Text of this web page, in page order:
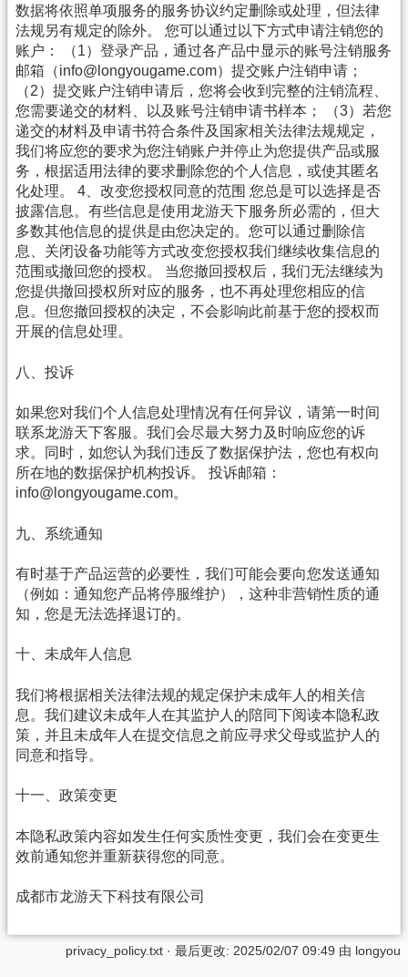
数据将依照单项服务的服务协议约定删除或处理，但法律
法规另有规定的除外。 您可以通过以下方式申请注销您的
账户： （1）登录产品，通过各产品中显示的账号注销服务
邮箱（info@longyougame.com）提交账户注销申请；
（2）提交账户注销申请后，您将会收到完整的注销流程、
您需要递交的材料、以及账号注销申请书样本； （3）若您
递交的材料及申请书符合条件及国家相关法律法规规定，
我们将应您的要求为您注销账户并停止为您提供产品或服
务，根据适用法律的要求删除您的个人信息，或使其匿名
化处理。 4、改变您授权同意的范围 您总是可以选择是否
披露信息。有些信息是使用龙游天下服务所必需的，但大
多数其他信息的提供是由您决定的。您可以通过删除信
息、关闭设备功能等方式改变您授权我们继续收集信息的
范围或撤回您的授权。 当您撤回授权后，我们无法继续为
您提供撤回授权所对应的服务，也不再处理您相应的信
息。但您撤回授权的决定，不会影响此前基于您的授权而
开展的信息处理。
八、投诉
如果您对我们个人信息处理情况有任何异议，请第一时间
联系龙游天下客服。我们会尽最大努力及时响应您的诉
求。同时，如您认为我们违反了数据保护法，您也有权向
所在地的数据保护机构投诉。 投诉邮箱：
info@longyougame.com。
九、系统通知
有时基于产品运营的必要性，我们可能会要向您发送通知
（例如：通知您产品将停服维护），这种非营销性质的通
知，您是无法选择退订的。
十、未成年人信息
我们将根据相关法律法规的规定保护未成年人的相关信
息。我们建议未成年人在其监护人的陪同下阅读本隐私政
策，并且未成年人在提交信息之前应寻求父母或监护人的
同意和指导。
十一、政策变更
本隐私政策内容如发生任何实质性变更，我们会在变更生
效前通知您并重新获得您的同意。
成都市龙游天下科技有限公司
privacy_policy.txt · 最后更改: 2025/02/07 09:49 由 longyou